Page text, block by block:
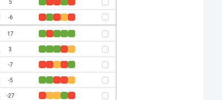
5
-6
17
3
-7
-5
-27